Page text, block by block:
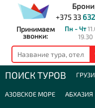
+375 33
Принимаем
звонки:
Пн - Чт
19.30
ПОИСК ТУРОВ
АЗОВСКОЕ МОРЕ АБХАЗИЯ